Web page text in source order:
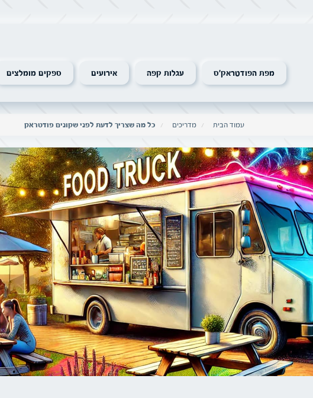
מפת הפודטראק׳ס עגלות קפה אירועים ספקים מומלצים
עמוד הבית מדריכים כל מה שצריך לדעת לפני שקונים פודטראק